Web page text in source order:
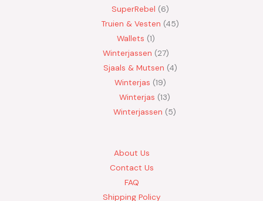
SuperRebel
6
Truien & Vesten 45
Wallets 1
Winterjassen
27
Sjaals & Mutsen 4
Winterjas 19
Winterjas 13
Winterjassen
5
About Us
Contact Us
FAQ
Shipping Policy